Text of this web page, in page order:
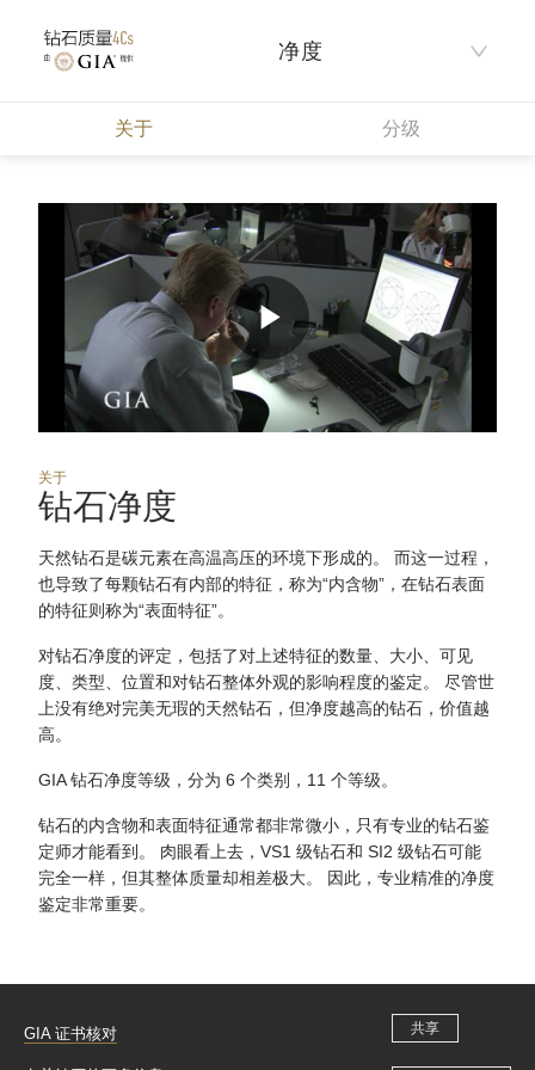
净度
关于 分级
Play
Video
关于
钻石净度
天然钻石是碳元素在高温高压的环境下形成的。 而这一过程，
也导致了每颗钻石有内部的特征，称为“内含物”，在钻石表面
的特征则称为“表面特征”。
对钻石净度的评定，包括了对上述特征的数量、大小、可见
度、类型、位置和对钻石整体外观的影响程度的鉴定。 尽管世
上没有绝对完美无瑕的天然钻石，但净度越高的钻石，价值越
高。
GIA 钻石净度等级，分为 6 个类别，11 个等级。
钻石的内含物和表面特征通常都非常微小，只有专业的钻石鉴
定师才能看到。 肉眼看上去，VS1 级钻石和 SI2 级钻石可能
完全一样，但其整体质量却相差极大。 因此，专业精准的净度
鉴定非常重要。
GIA 证书核对 共享